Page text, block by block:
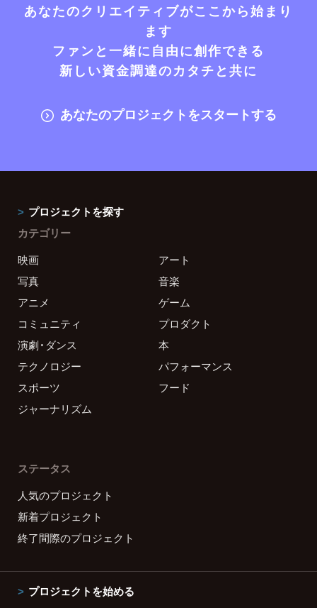
あなたのクリエイティブがここから始まり
ます
ファンと一緒に自由に創作できる
新しい資金調達のカタチと共に
あなたのプロジェクトをスタートする
プロジェクトを探す
カテゴリー
映画
アート
写真
音楽
アニメ
ゲーム
コミュニティ
プロダクト
演劇・ダンス
本
テクノロジー
パフォーマンス
スポーツ
フード
ジャーナリズム
ステータス
人気のプロジェクト
新着プロジェクト
終了間際のプロジェクト
プロジェクトを始める